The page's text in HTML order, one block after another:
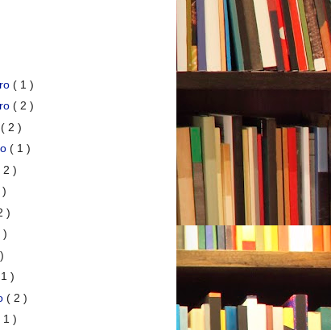
( 1 )
( 2 )
( 2 )
( 1 )
2 )
)
)
)
)
( 2 )
1 )